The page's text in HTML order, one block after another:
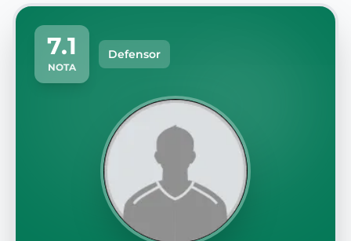
7.1
NOTA
Defensor